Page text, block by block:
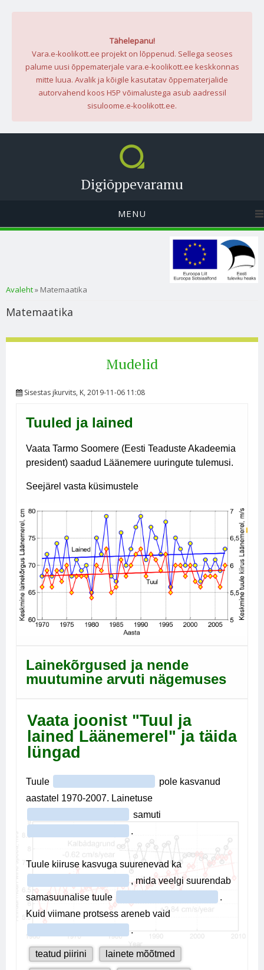
Tähelepanu!
Vara.e-koolikott.ee projekt on lõppenud. Sellega seoses
palume uusi õppematerjale vara.e-koolikott.ee keskkonnas
mitte luua. Avalik ja kõigile kasutatav õppematerjalide
autorvahend koos H5P võimalustega asub aadressil
sisuloome.e-koolikott.ee.
Digiõppevaramu
MENU
Sa oled siin
Avaleht» Matemaatika
Matemaatika
Mudelid
Sisestas jkurvits, K, 2019-11-06 11:08